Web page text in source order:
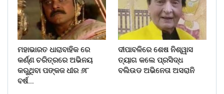
ମହାଭାରତ ଧାରାବାହିକ ରେ
କର୍ଣ୍ଣ ଚରିତ୍ରରେ ଅଭିନୟ
କରୁଥିବା ପଙ୍କଜ ଧୀର ୬୮
ବର୍ଷ…
ଦୀପାବଳିରେ ଶେଷ ନିଶ୍ୱାସ
ତ୍ୟାଗ କଲେ ପ୍ରସିଦ୍ଧ
ବଲିଉଡ ଅଭିନେତା ଅସରାନି